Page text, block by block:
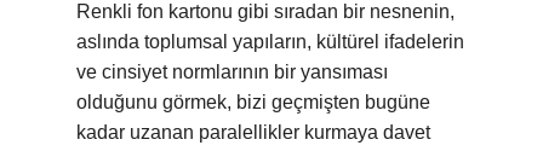
Renkli fon kartonu gibi sıradan bir nesnenin,
aslında toplumsal yapıların, kültürel ifadelerin
ve cinsiyet normlarının bir yansıması
olduğunu görmek, bizi geçmişten bugüne
kadar uzanan paralellikler kurmaya davet